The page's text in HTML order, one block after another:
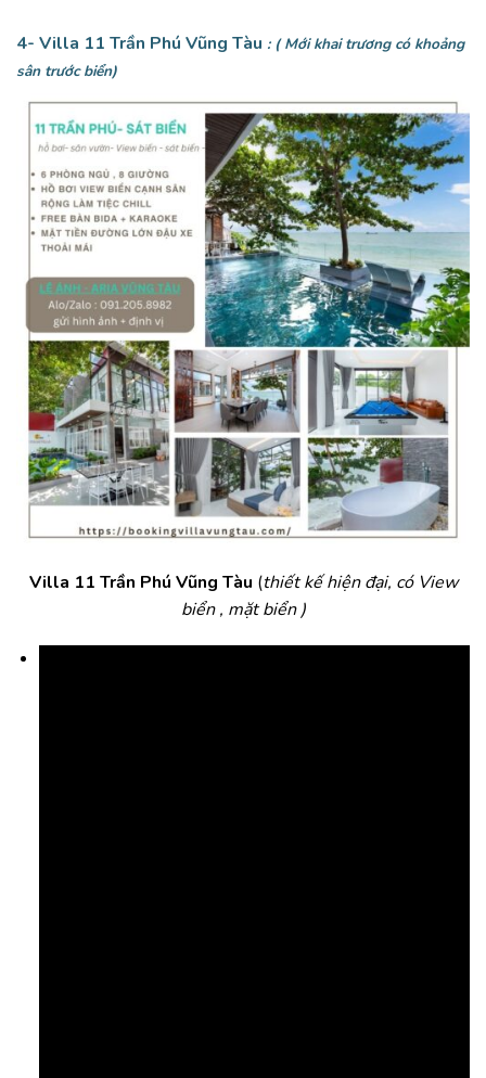
4- Villa 11 Trần Phú Vũng Tàu : ( Mới khai trương có khoảng
sân trước biển)
Villa 11 Trần Phú Vũng Tàu (thiết kế hiện đại, có View
biển , mặt biển )